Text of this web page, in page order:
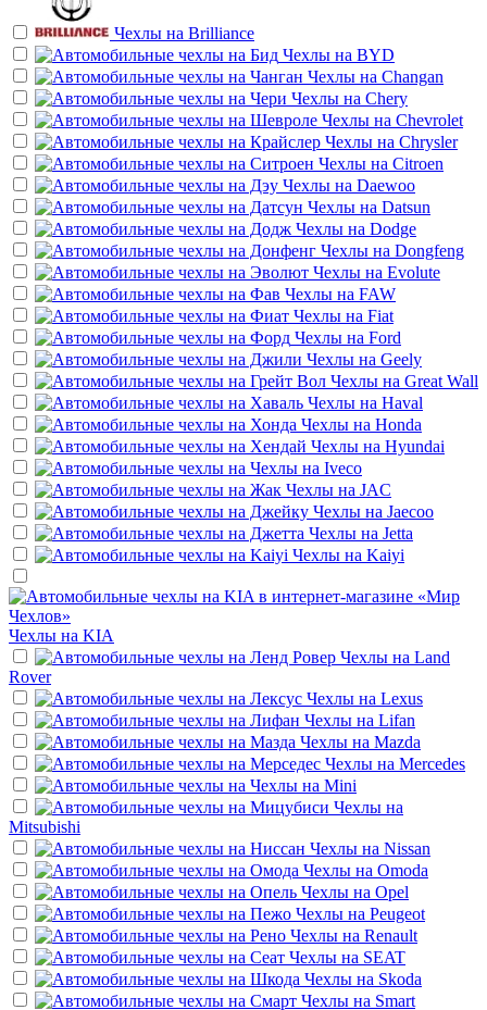
Чехлы на Brilliance
Чехлы на BYD
Чехлы на Changan
Чехлы на Chery
Чехлы на Chevrolet
Чехлы на Chrysler
Чехлы на Citroen
Чехлы на Daewoo
Чехлы на Datsun
Чехлы на Dodge
Чехлы на Dongfeng
Чехлы на Evolute
Чехлы на FAW
Чехлы на Fiat
Чехлы на Ford
Чехлы на Geely
Чехлы на Great Wall
Чехлы на Haval
Чехлы на Honda
Чехлы на Hyundai
Чехлы на Iveco
Чехлы на JAC
Чехлы на Jaecoo
Чехлы на Jetta
Чехлы на Kaiyi
Чехлы на KIA
Чехлы на Land
Rover
Чехлы на Lexus
Чехлы на Lifan
Чехлы на Mazda
Чехлы на Mercedes
Чехлы на Mini
Чехлы на
Mitsubishi
Чехлы на Nissan
Чехлы на Omoda
Чехлы на Opel
Чехлы на Peugeot
Чехлы на Renault
Чехлы на SEAT
Чехлы на Skoda
Чехлы на Smart